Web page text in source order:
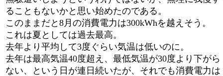
ることもないかと思い始めたのである。
このままだと8月の消費電力は300kWhを越えそう。
これは夏としては過去最高。
去年より平均して3度ぐらい気温は低いのに。
去年は最高気温40度超え、最低気温が30度より下がら
ない、という日が連日続いたが、それでも消費電力は